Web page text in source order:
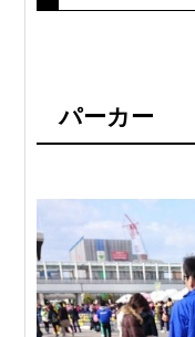
パーカー